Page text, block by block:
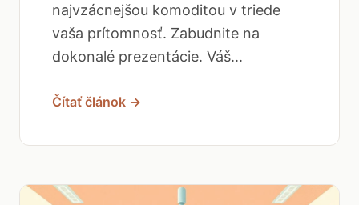
najvzácnejšou komoditou v triede
vaša prítomnosť. Zabudnite na
dokonalé prezentácie. Váš...
Čítať článok →